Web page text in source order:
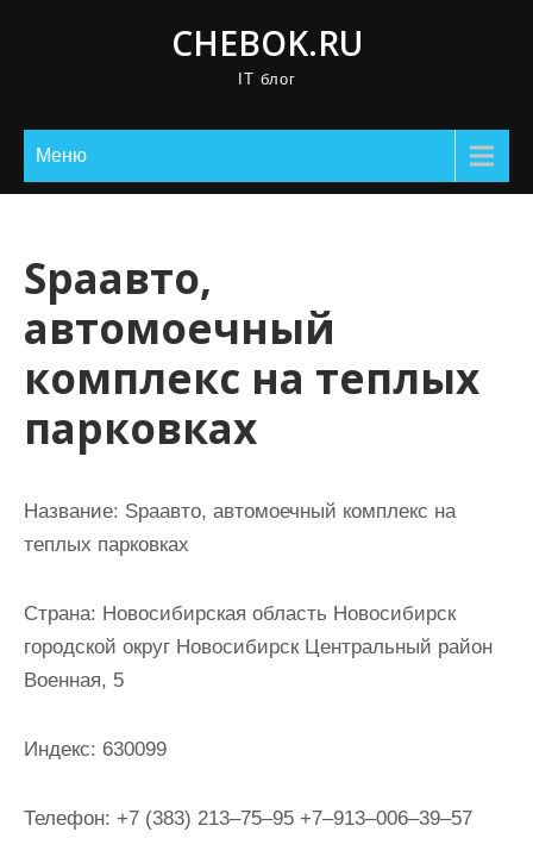
CHEBOK.RU
IT блог
Меню
Spaавто,
автомоечный
комплекс на теплых
парковках
Название: Spaавто, автомоечный комплекс на
теплых парковках
Страна: Новосибирская область Новосибирск
городской округ Новосибирск Центральный район
Военная, 5
Индекс: 630099
Телефон: +7 (383) 213‒75‒95 +7‒913‒006‒39‒57